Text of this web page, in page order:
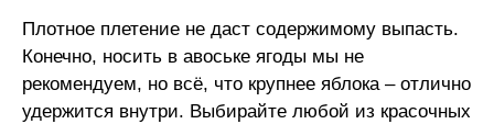
Плотное плетение не даст содержимому выпасть.
Конечно, носить в авоське ягоды мы не
рекомендуем, но всё, что крупнее яблока – отлично
удержится внутри. Выбирайте любой из красочных